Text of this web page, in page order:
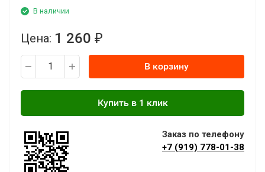
В наличии
Цена: 1 260 ₽
В корзину
Заказ по телефону
+7 (919) 778-01-38